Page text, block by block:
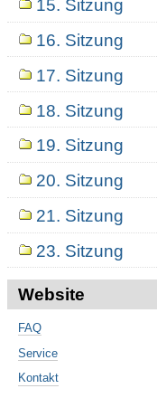
15. Sitzung
16. Sitzung
17. Sitzung
18. Sitzung
19. Sitzung
20. Sitzung
21. Sitzung
23. Sitzung
Website
FAQ
Service
Kontakt